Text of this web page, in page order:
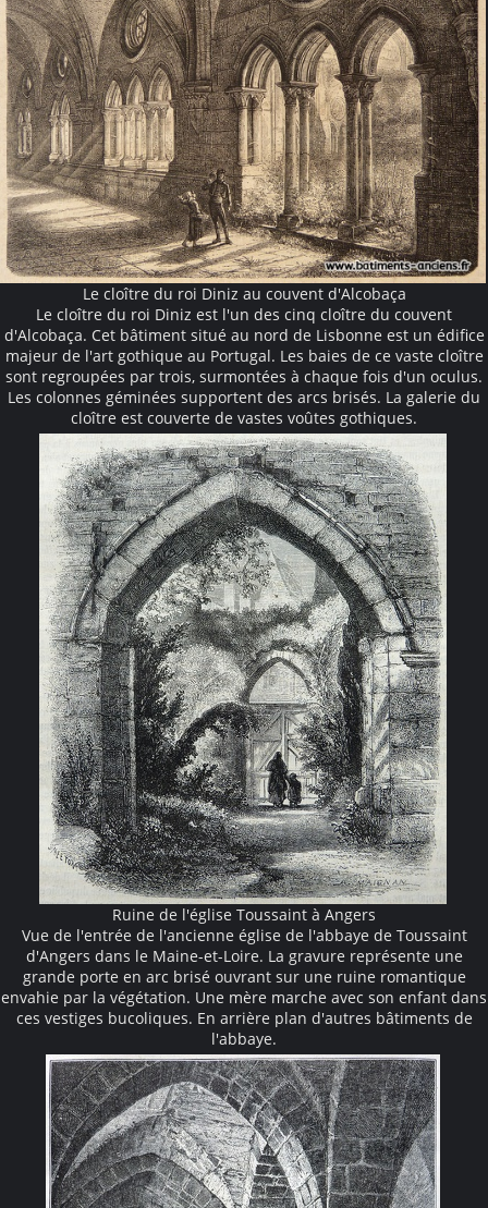
Le cloître du roi Diniz au couvent d'Alcobaça
Le cloître du roi Diniz est l'un des cinq cloître du couvent
d'Alcobaça. Cet bâtiment situé au nord de Lisbonne est un édifice
majeur de l'art gothique au Portugal. Les baies de ce vaste cloître
sont regroupées par trois, surmontées à chaque fois d'un oculus.
Les colonnes géminées supportent des arcs brisés. La galerie du
cloître est couverte de vastes voûtes gothiques.
Ruine de l'église Toussaint à Angers
Vue de l'entrée de l'ancienne église de l'abbaye de Toussaint
d'Angers dans le Maine-et-Loire. La gravure représente une
grande porte en arc brisé ouvrant sur une ruine romantique
envahie par la végétation. Une mère marche avec son enfant dans
ces vestiges bucoliques. En arrière plan d'autres bâtiments de
l'abbaye.